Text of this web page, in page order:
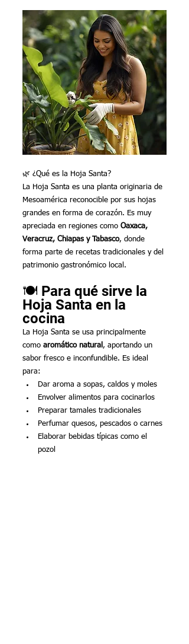
🌿 ¿Qué es la Hoja Santa?
La Hoja Santa es una planta originaria de
Mesoamérica reconocible por sus hojas
grandes en forma de corazón. Es muy
apreciada en regiones como Oaxaca,
Veracruz, Chiapas y Tabasco, donde
forma parte de recetas tradicionales y del
patrimonio gastronómico local.
🍽️ Para qué sirve la
Hoja Santa en la
cocina
La Hoja Santa se usa principalmente
como aromático natural , aportando un
sabor fresco e inconfundible. Es ideal
para:
Dar aroma a sopas, caldos y moles
Envolver alimentos para cocinarlos
Preparar tamales tradicionales
Perfumar quesos, pescados o carnes
Elaborar bebidas típicas como el
pozol